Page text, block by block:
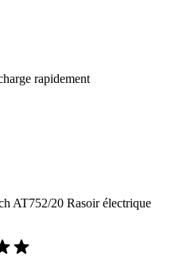
rapidement
AT752/20 Rasoir électrique